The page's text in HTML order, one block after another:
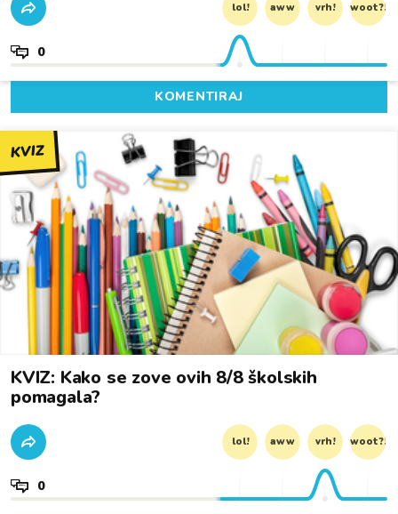
lol! aww vrh! woot?!
0
KOMENTIRAJ
KVIZ
KVIZ: Kako se zove ovih 8/8 školskih
pomagala?
lol! aww vrh! woot?!
0